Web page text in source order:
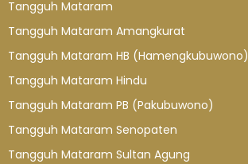
Tangguh Mataram
Tangguh Mataram Amangkurat
Tangguh Mataram HB (Hamengkubuwono)
Tangguh Mataram Hindu
Tangguh Mataram PB (Pakubuwono)
Tangguh Mataram Senopaten
Tangguh Mataram Sultan Agung